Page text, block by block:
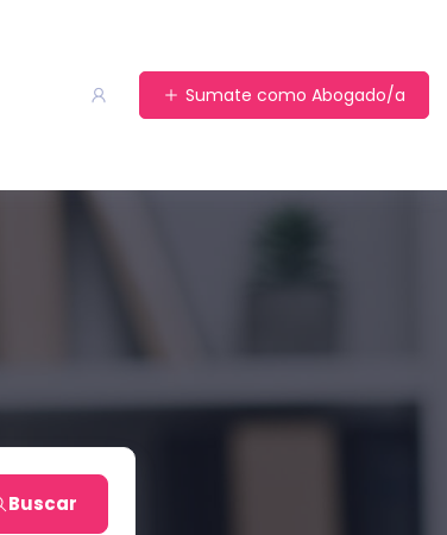
Sumate como Abogado/a
Buscar